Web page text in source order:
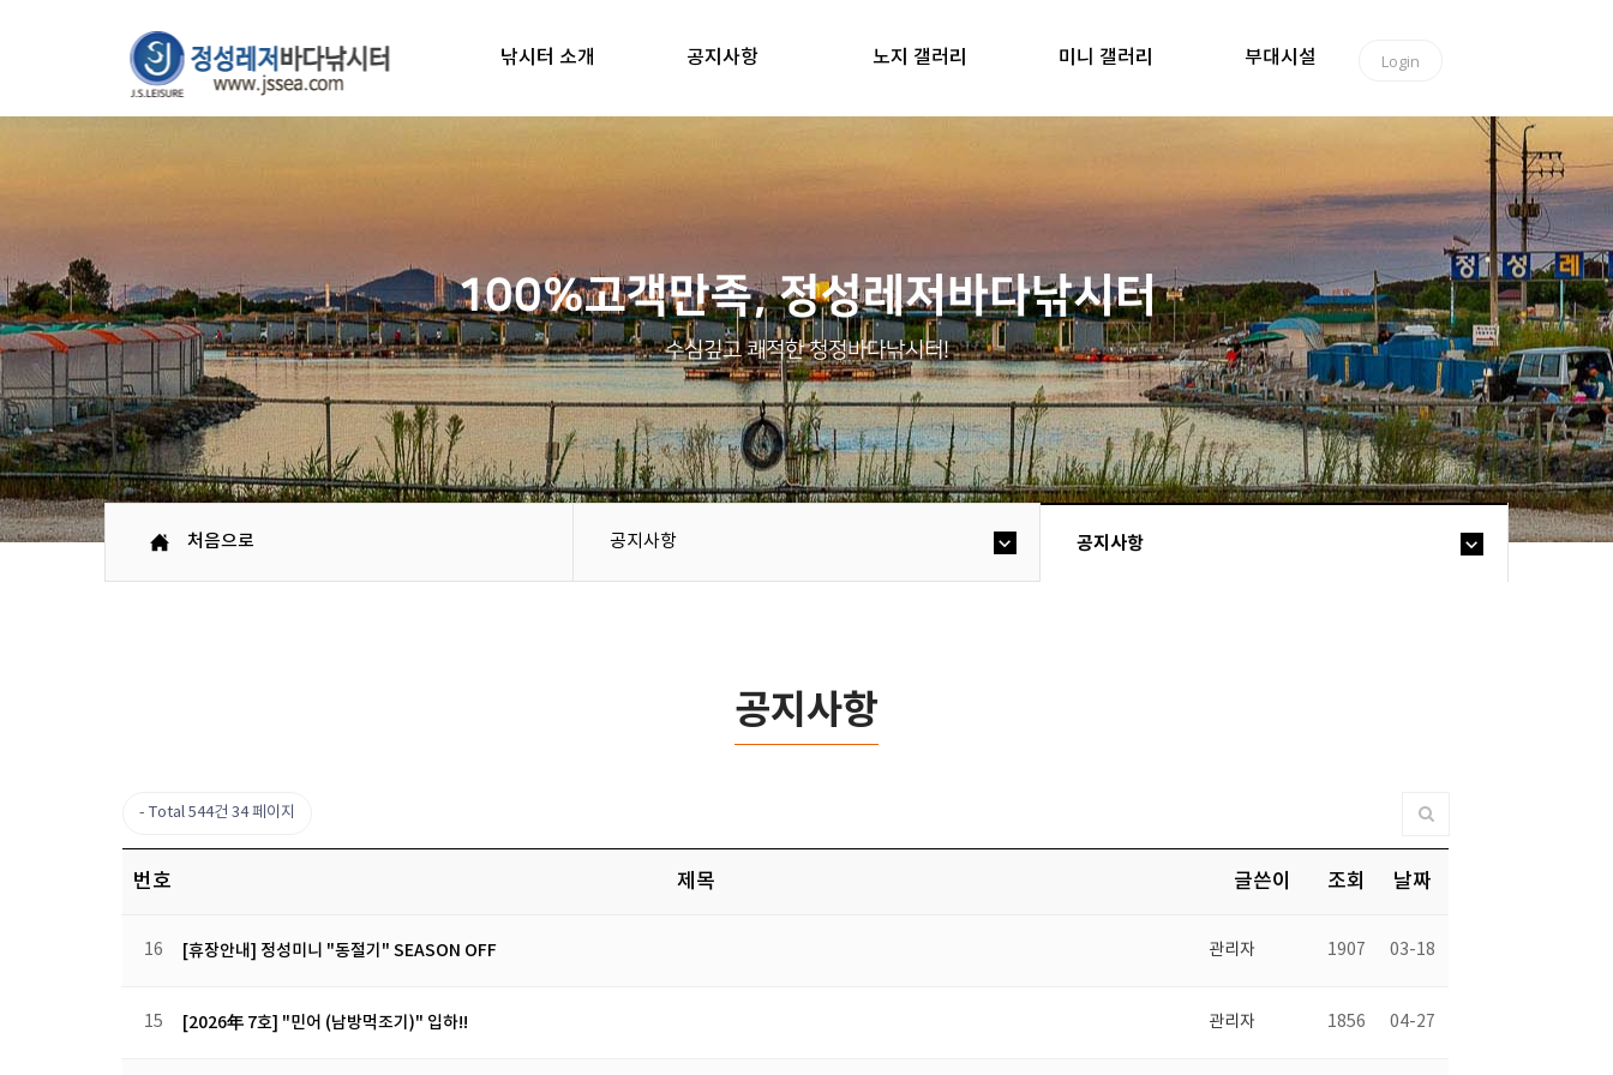
낚시터 소개 공지사항 노지 갤러리 미니 갤러리 부대시설 Login
100%고객만족, 정성레저바다낚시터
수심깊고 쾌적한 청정바다낚시터!
처음으로 공지사항 공지사항
공지사항
Total 544건 34 페이지
번호 제목 글쓴이 조회 날짜
16 [휴장안내] 정성미니 "동절기" SEASON OFF 관리자 1907 03-18
15 [2026年 7호] "민어 (남방먹조기)" 입하!! 관리자 1856 04-27